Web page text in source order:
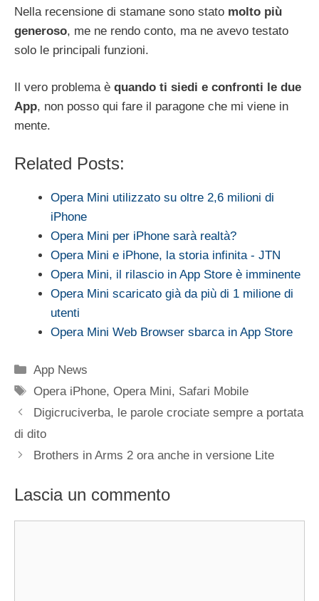
Nella recensione di stamane sono stato molto più
generoso, me ne rendo conto, ma ne avevo testato
solo le principali funzioni.
Il vero problema è quando ti siedi e confronti le due
App, non posso qui fare il paragone che mi viene in
mente.
Related Posts:
Opera Mini utilizzato su oltre 2,6 milioni di
iPhone
Opera Mini per iPhone sarà realtà?
Opera Mini e iPhone, la storia infinita - JTN
Opera Mini, il rilascio in App Store è imminente
Opera Mini scaricato già da più di 1 milione di
utenti
Opera Mini Web Browser sbarca in App Store
Categorie
App News
Tag
Opera iPhone,Opera Mini, Safari Mobile
Digicruciverba, le parole crociate sempre a portata
di dito
Brothers in Arms 2 ora anche in versione Lite
Lascia un commento